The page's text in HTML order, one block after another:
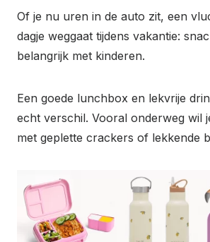
Of je nu uren in de auto zit, een
dagje weggaat tijdens vakantie:
belangrijk met kinderen.
Een goede lunchbox en lekvrije
echt verschil. Vooral onderweg wil
met geplette crackers of lekkende